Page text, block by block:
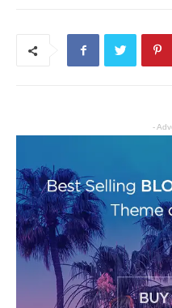
-